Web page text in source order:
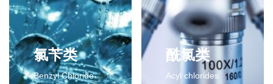
氯苄类
Benzyl Chloride
酰氯类
Acyl chlorides